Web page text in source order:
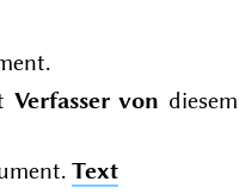
Verfasser von diesem
Text